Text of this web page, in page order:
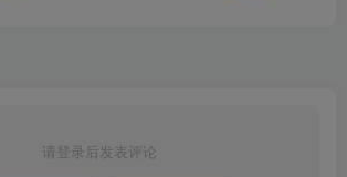
请登录后发表评论